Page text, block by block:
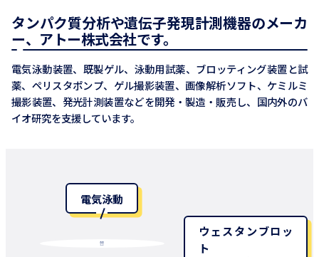
タンパク質分析や遺伝子発現計測機器のメーカ
ー、アトー株式会社です。
電気泳動装置、既製ゲル、泳動用試薬、ブロッティング装置と試
薬、ペリスタポンプ、ゲル撮影装置、画像解析ソフト、ケミルミ
撮影装置、発光計測装置などを開発・製造・販売し、国内外のバ
イオ研究を支援しています。
電気泳動
ウェスタンブロッ
ト